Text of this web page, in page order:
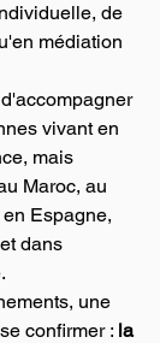
de
médiation
vivant en
mais
Maroc, au
Espagne,
dans
une
confirmer : la